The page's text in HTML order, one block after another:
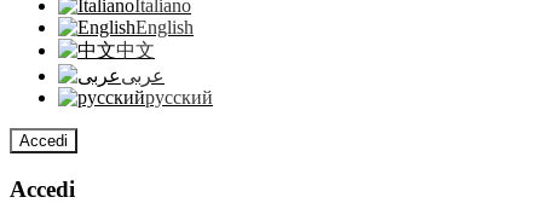
Italiano
English
中文
عربى
русский
Accedi
Accedi